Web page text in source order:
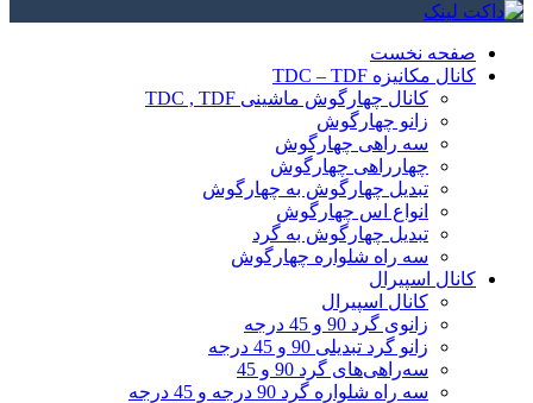
صفحه نخست
کانال مکانیزه TDC – TDF
کانال چهارگوش ماشینی TDC , TDF
زانو چهارگوش
سه راهی چهارگوش
چهارراهی چهارگوش
تبدیل چهارگوش به چهارگوش
انواع اس چهارگوش
تبدیل چهارگوش به گرد
سه راه شلواره چهارگوش
کانال اسپیرال
کانال اسپیرال
زانوی گرد 90 و 45 درجه
زانو گرد تبدیلی 90 و 45 درجه
سه‌راهی‌های گرد 90 و 45
سه راه شلواره گرد 90 درجه و 45 درجه